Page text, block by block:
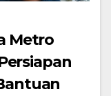
Metro